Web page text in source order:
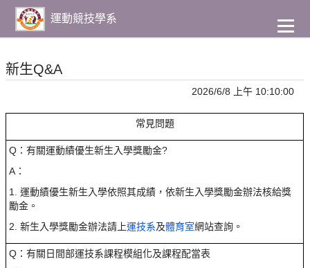
主
要
容
運動競技學系
新生Q&A
2026/6/8 上午 10:10:00
常見問題
Q：有關運動績優生新生入學獎勵金?
A：
1. 運動績優生新生入學依照其成績，依新生入學獎勵金辦法核給獎
勵金。
2. 新生入學獎勵金辦法請上運技系及體育室網站查詢。
Q：有關日間部運技系課程模組化及課程配當表